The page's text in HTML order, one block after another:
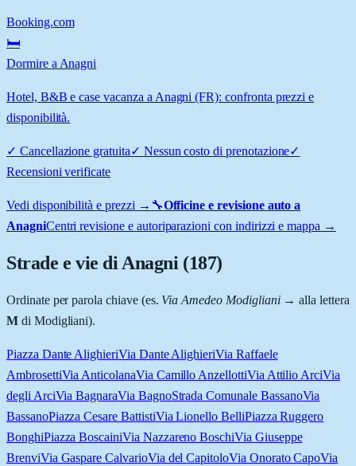
Booking.com
🛏️
Dormire a Anagni
Hotel, B&B e case vacanza a Anagni (FR): confronta prezzi e
disponibilità.
✓ Cancellazione gratuita✓ Nessun costo di prenotazione✓
Recensioni verificate
Vedi disponibilità e prezzi → 🔧Officine e revisione auto a
AnagniCentri revisione e autoriparazioni con indirizzi e mappa →
Strade e vie diAnagni (187)
Ordinate per parola chiave (es. Via Amedeo Modigliani→ alla lettera
Mdi Modigliani).
Piazza Dante AlighieriVia Dante AlighieriVia Raffaele
AmbrosettiVia AnticolanaVia Camillo AnzellottiVia Attilio ArciVia
degli ArciVia BagnaraVia BagnoStrada Comunale BassanoVia
BassanoPiazza Cesare BattistiVia Lionello BelliPiazza Ruggero
BonghiPiazza BoscainiVia Nazzareno BoschiVia Giuseppe
BrenviVia Gaspare CalvarioVia del CapitoloVia Onorato CapoVia